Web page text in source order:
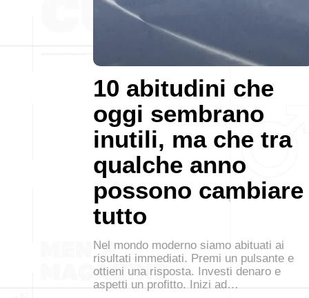
10 abitudini che
oggi sembrano
inutili, ma che tra
qualche anno
possono cambiare
tutto
Nel mondo moderno siamo abituati ai
risultati immediati. Premi un pulsante e
ottieni una risposta. Investi denaro e
aspetti un profitto. Inizi ad…